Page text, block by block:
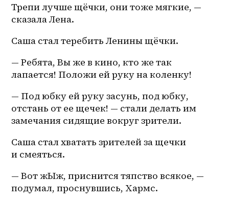
Трепи лучше щёчки, они тоже мягкие, —
сказала Лена.
Саша стал теребить Ленины щёчки.
— Ребята, Вы же в кино, кто же так
лапается! Положи ей руку на коленку!
— Под юбку ей руку засунь, под юбку,
отстань от ее щечек! — стали делать им
замечания сидящие вокруг зрители.
Саша стал хватать зрителей за щечки
и смеяться.
— Вот жЫж, приснится тяпство всякое, —
подумал, проснувшись, Хармс.